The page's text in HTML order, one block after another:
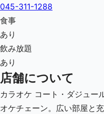
045-311-1288
食事
あり
飲み放題
あり
店舗について
カラオケ コート・ダジュー
オケチェーン。広い部屋と